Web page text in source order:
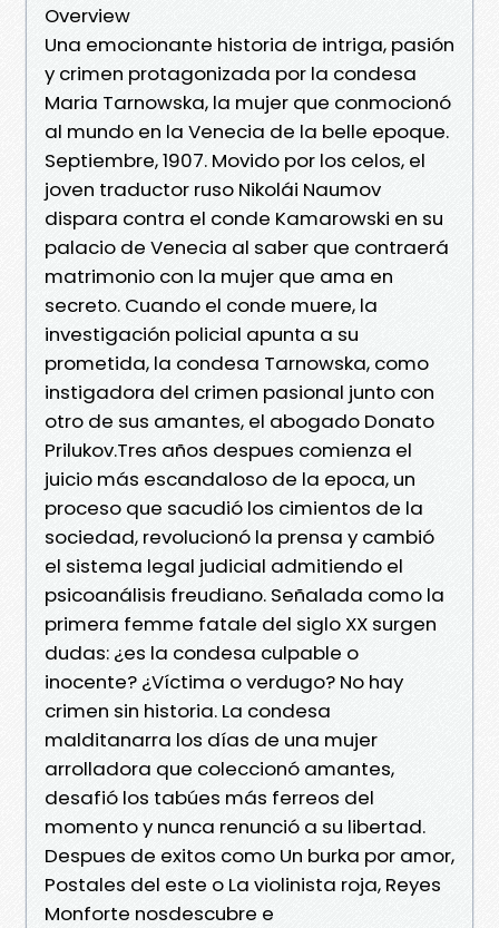
Overview
Una emocionante historia de intriga, pasión
y crimen protagonizada por la condesa
Maria Tarnowska, la mujer que conmocionó
al mundo en la Venecia de la belle epoque.
Septiembre, 1907. Movido por los celos, el
joven traductor ruso Nikolái Naumov
dispara contra el conde Kamarowski en su
palacio de Venecia al saber que contraerá
matrimonio con la mujer que ama en
secreto. Cuando el conde muere, la
investigación policial apunta a su
prometida, la condesa Tarnowska, como
instigadora del crimen pasional junto con
otro de sus amantes, el abogado Donato
Prilukov.Tres años despues comienza el
juicio más escandaloso de la epoca, un
proceso que sacudió los cimientos de la
sociedad, revolucionó la prensa y cambió
el sistema legal judicial admitiendo el
psicoanálisis freudiano. Señalada como la
primera femme fatale del siglo XX surgen
dudas: ¿es la condesa culpable o
inocente? ¿Víctima o verdugo? No hay
crimen sin historia. La condesa
malditanarra los días de una mujer
arrolladora que coleccionó amantes,
desafió los tabúes más ferreos del
momento y nunca renunció a su libertad.
Despues de exitos como Un burka por amor,
Postales del este o La violinista roja, Reyes
Monforte nosdescubre e